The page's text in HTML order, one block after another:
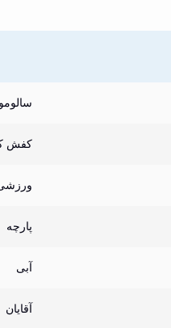
کفش
پارچه
آبی
آقایان